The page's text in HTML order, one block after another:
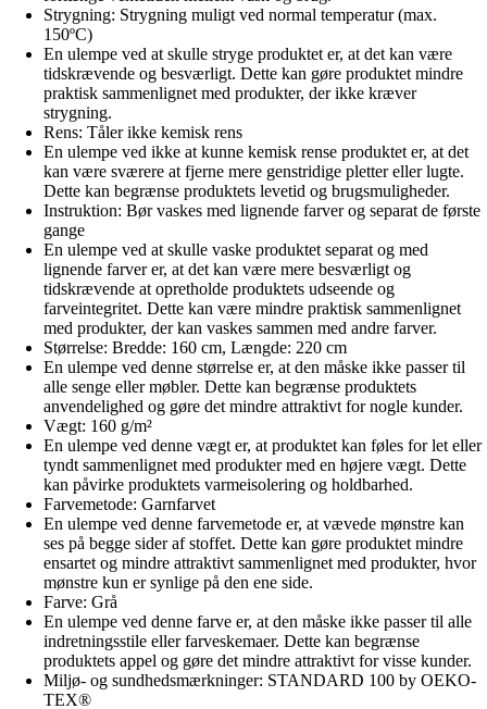
Strygning: Strygning muligt ved normal temperatur (max.
150ºC)
En ulempe ved at skulle stryge produktet er, at det kan være
tidskrævende og besværligt. Dette kan gøre produktet mindre
praktisk sammenlignet med produkter, der ikke kræver
strygning.
Rens: Tåler ikke kemisk rens
En ulempe ved ikke at kunne kemisk rense produktet er, at det
kan være sværere at fjerne mere genstridige pletter eller lugte.
Dette kan begrænse produktets levetid og brugsmuligheder.
Instruktion: Bør vaskes med lignende farver og separat de første
gange
En ulempe ved at skulle vaske produktet separat og med
lignende farver er, at det kan være mere besværligt og
tidskrævende at opretholde produktets udseende og
farveintegritet. Dette kan være mindre praktisk sammenlignet
med produkter, der kan vaskes sammen med andre farver.
Størrelse: Bredde: 160 cm, Længde: 220 cm
En ulempe ved denne størrelse er, at den måske ikke passer til
alle senge eller møbler. Dette kan begrænse produktets
anvendelighed og gøre det mindre attraktivt for nogle kunder.
Vægt: 160 g/m²
En ulempe ved denne vægt er, at produktet kan føles for let eller
tyndt sammenlignet med produkter med en højere vægt. Dette
kan påvirke produktets varmeisolering og holdbarhed.
Farvemetode: Garnfarvet
En ulempe ved denne farvemetode er, at vævede mønstre kan
ses på begge sider af stoffet. Dette kan gøre produktet mindre
ensartet og mindre attraktivt sammenlignet med produkter, hvor
mønstre kun er synlige på den ene side.
Farve: Grå
En ulempe ved denne farve er, at den måske ikke passer til alle
indretningsstile eller farveskemaer. Dette kan begrænse
produktets appel og gøre det mindre attraktivt for visse kunder.
Miljø- og sundhedsmærkninger: STANDARD 100 by OEKO-
TEX®